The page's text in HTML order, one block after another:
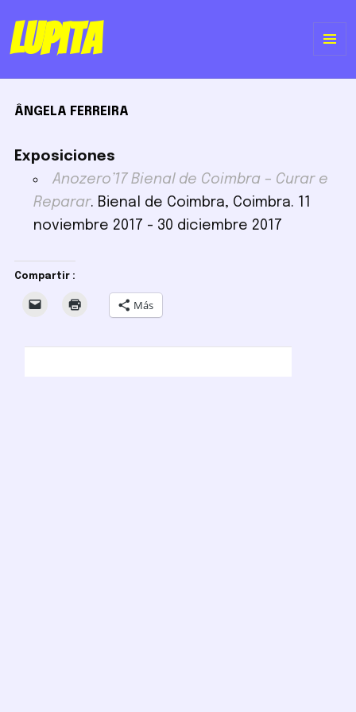
Lupita
ÂNGELA FERREIRA
Exposiciones
Anozero’17 Bienal de Coimbra – Curar e
Reparar. Bienal de Coimbra, Coimbra. 11
noviembre 2017 - 30 diciembre 2017
Compartir :
Más